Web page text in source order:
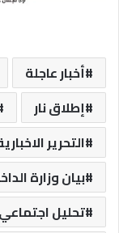
أخبار عاجلة
إطلاق نار
التحرير
بيان وزارة
تحليل اجتماعي